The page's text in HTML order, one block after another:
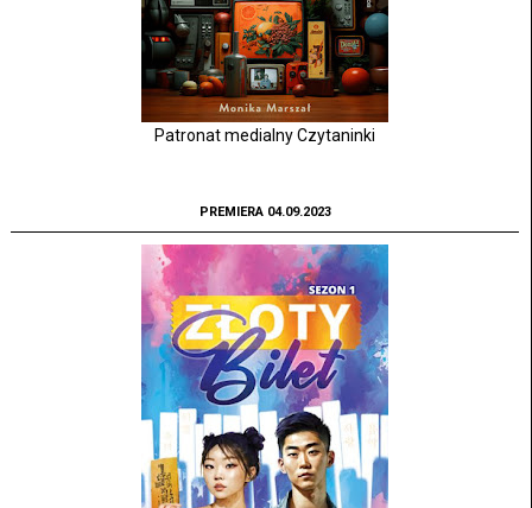
Patronat medialny Czytaninki
PREMIERA 04.09.2023